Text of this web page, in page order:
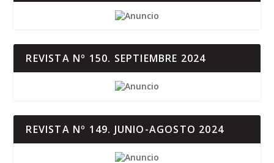
REVISTA Nº 150. SEPTIEMBRE 2024
REVISTA Nº 149. JUNIO-AGOSTO 2024